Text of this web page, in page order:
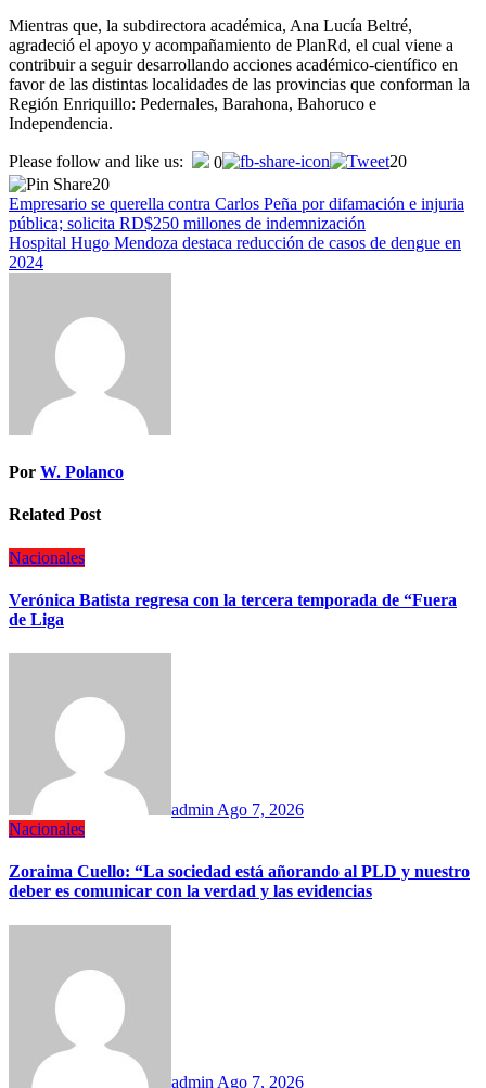
Mientras que, la subdirectora académica, Ana Lucía Beltré,
agradeció el apoyo y acompañamiento de PlanRd, el cual viene a
contribuir a seguir desarrollando acciones académico-científico en
favor de las distintas localidades de las provincias que conforman la
Región Enriquillo: Pedernales, Barahona, Bahoruco e
Independencia.
Please follow and like us: 0
20
20
Navegación
de
entradas
Empresario se querella contra Carlos Peña por difamación e injuria
pública; solicita RD$250 millones de indemnización
Hospital Hugo Mendoza destaca reducción de casos de dengue en
2024
Por W. Polanco
Related Post
Nacionales
Verónica Batista regresa con la tercera temporada de “Fuera
de Liga
admin Ago 7, 2026
Nacionales
Zoraima Cuello: “La sociedad está añorando al PLD y nuestro
deber es comunicar con la verdad y las evidencias
admin Ago 7, 2026